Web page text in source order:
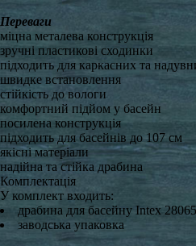
Переваги
міцна металева конструкція
зручні пластикові сходинки
підходить для каркасних та
швидке встановлення
стійкість до вологи
комфортний підйом у басейн
посилена конструкція
підходить для басейнів до 107 см
якісні матеріали
надійна та стійка драбина
Комплектація
У комплект входить:
драбина для басейну Intex 28065
заводська упаковка